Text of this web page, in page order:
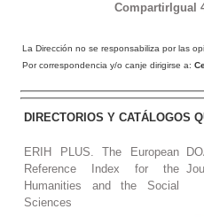
CompartirIgual
La Dirección no se responsabiliza por las
Por correspondencia y/o canje dirigirse a:
DIRECTORIOS Y CATÁLOGOS
ERIH PLUS. The European
Reference Index for the
Humanities and the Social
Sciences